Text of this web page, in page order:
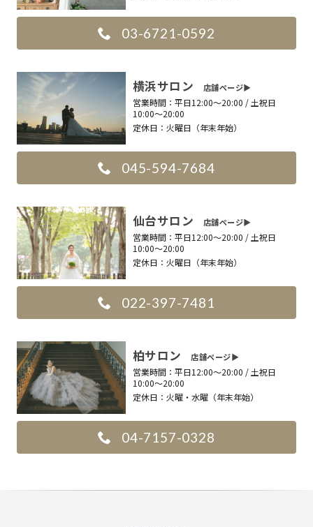
03-6721-0592
横浜サロン 店舗ページ▶︎
営業時間： 平日12:00〜20:00 / 土祝日
10:00〜20:00
定休日： 火曜日（年末年始）
045-594-7684
仙台サロン 店舗ページ▶︎
営業時間： 平日12:00〜20:00 / 土祝日
10:00〜20:00
定休日： 火曜日（年末年始）
022-397-7481
柏サロン店舗ページ▶︎
営業時間： 平日12:00〜20:00 / 土祝日
10:00〜20:00
定休日： 火曜・水曜（年末年始）
04-7157-0328